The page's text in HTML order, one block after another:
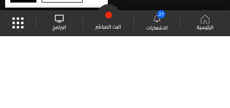
الرئيسية الاشعارات
27
البث المباشر البرامج
موقع البرامج الجدول البث المباشر